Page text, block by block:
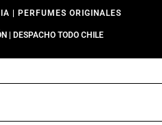
| PERFUMES ORIGINALES
| DESPACHO TODO CHILE